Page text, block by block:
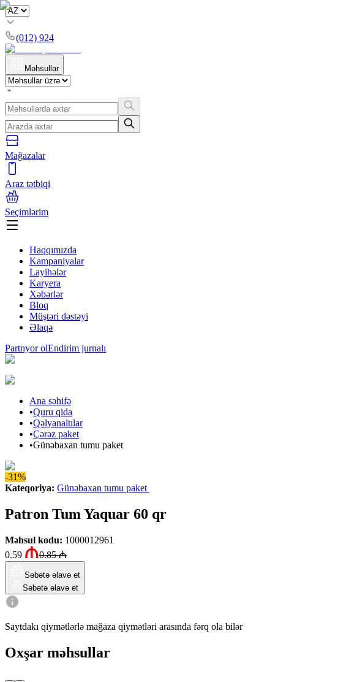
(012) 924
Məhsullar
Mağazalar
Araz tətbiqi
Seçimlərim
Haqqımızda
Kampaniyalar
Layihələr
Karyera
Xəbərlər
Bloq
Müştəri dəstəyi
Əlaqə
Partnyor olEndirim jurnalı
Ana səhifə
•Quru qida
•Qəlyanaltılar
•Çərəz paket
•Günəbaxan tumu paket
-31%
Kateqoriya: Günəbaxan tumu paket
Patron Tum Yaquar 60 qr
Məhsul kodu: 1000012961
0.59
0.85₼
Səbətə əlavə et
Səbətə əlavə et
Saytdakı qiymətlərlə mağaza qiymətləri arasında fərq ola bilər
Oxşar məhsullar